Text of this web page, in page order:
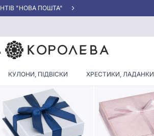
"НОВА ПОШТА"
КУЛОНИ, ПІДВІСКИ ХРЕСТИКИ, ЛАДАНКИ
У ЗАПОРІЖЖІ